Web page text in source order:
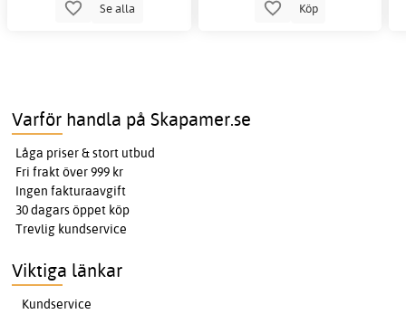
Se alla Köp
Varför handla på Skapamer.se
Låga priser & stort utbud
Fri frakt över 999 kr
Ingen fakturaavgift
30 dagars öppet köp
Trevlig kundservice
Viktiga länkar
Kundservice